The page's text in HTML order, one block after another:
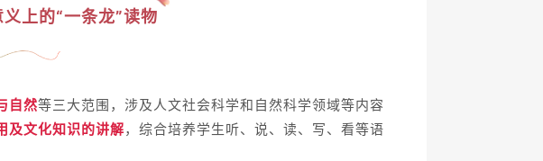
上的“一条龙”读物
自然等三大范围，涉及人文社会科学和自然科学领域等内容
及文化知识的讲解，综合培养学生听、说、读、写、看等语